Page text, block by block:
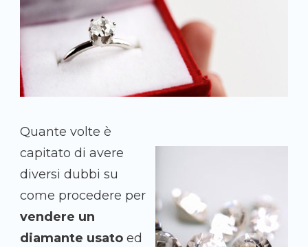
Quante volte è
capitato di avere
diversi dubbi su
come procedere per
vendere un
diamante usato ed